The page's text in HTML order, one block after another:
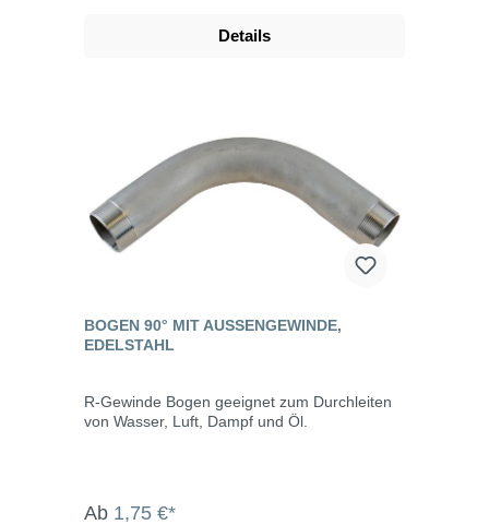
Details
BOGEN 90° MIT AUSSENGEWINDE, E
DELSTAHL
R-Gewinde Bogen geeignet zum Durchleiten
von Wasser, Luft, Dampf und Öl.
Ab 1,75 €*